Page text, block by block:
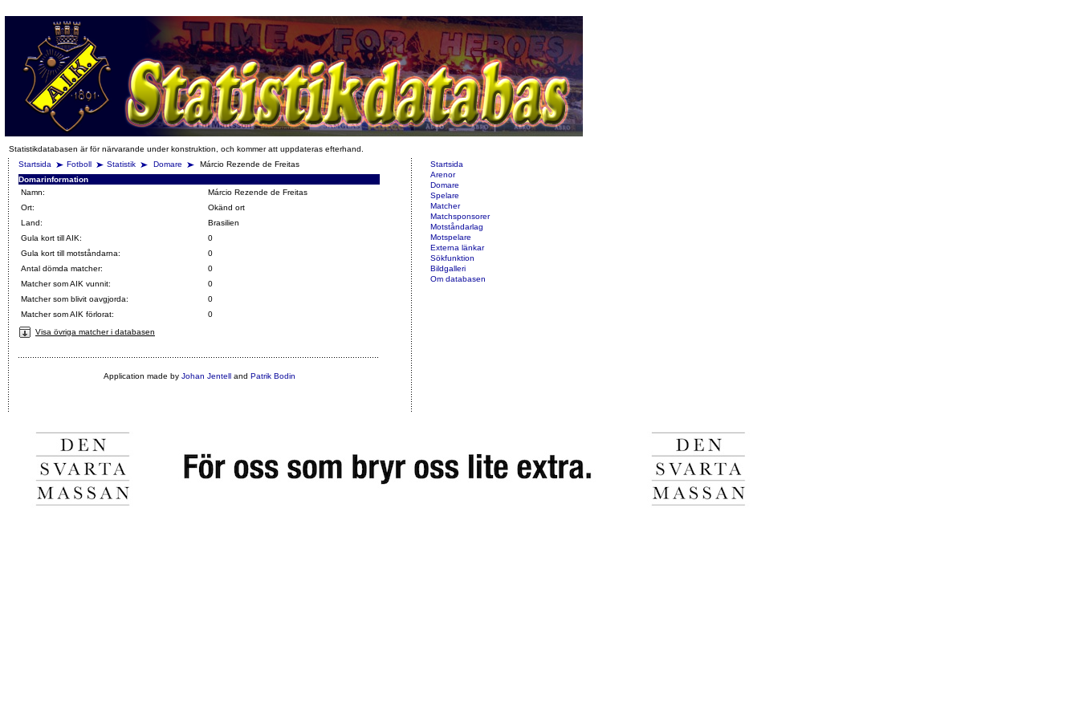
Statistikdatabasen är för närvarande under konstruktion, och kommer att uppdateras efterhand.
Startsida
Fotboll Statistik Domare
Márcio Rezende de Freitas
Domarinformation
Namn:
Márcio Rezende de Freitas
Ort:
Okänd ort
Land:
Brasilien
Gula kort till AIK:
0
Gula kort till motståndarna:
0
Antal dömda matcher:
0
Matcher som AIK vunnit:
0
Matcher som blivit oavgjorda:
0
Matcher som AIK förlorat:
0
Visa övriga matcher i databasen
Application made by Johan Jentelland Patrik Bodin
Startsida
Arenor
Domare
Spelare
Matcher
Matchsponsorer
Motståndarlag
Motspelare
Externa länkar
Sökfunktion
Bildgalleri
Om databasen